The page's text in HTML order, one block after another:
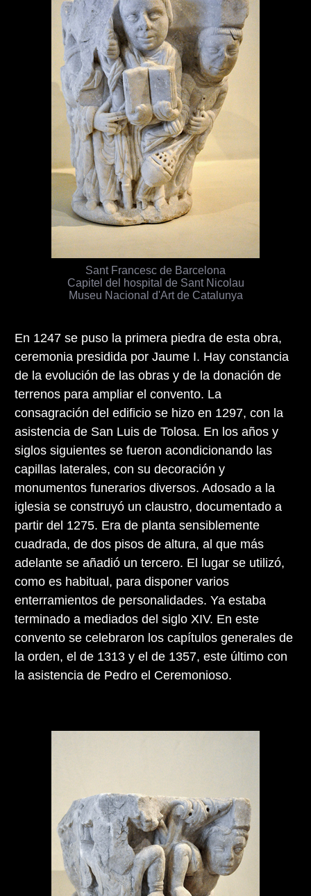
En 1247 se puso la primera piedra de esta obra,
ceremonia presidida por Jaume I. Hay constancia
de la evolución de las obras y de la donación de
terrenos para ampliar el convento. La
consagración del edificio se hizo en 1297, con la
asistencia de San Luis de Tolosa. En los años y
siglos siguientes se fueron acondicionando las
capillas laterales, con su decoración y
monumentos funerarios diversos. Adosado a la
iglesia se construyó un claustro, documentado a
partir del 1275. Era de planta sensiblemente
cuadrada, de dos pisos de altura, al que más
adelante se añadió un tercero. El lugar se utilizó,
como es habitual, para disponer varios
enterramientos de personalidades. Ya estaba
terminado a mediados del siglo XIV. En este
convento se celebraron los capítulos generales de
la orden, el de 1313 y el de 1357, este último con
la asistencia de Pedro el Ceremonioso.
Sant Francesc de Barcelona
Capitel del hospital de Sant Nicolau
Museu Nacional d'Art de Catalunya